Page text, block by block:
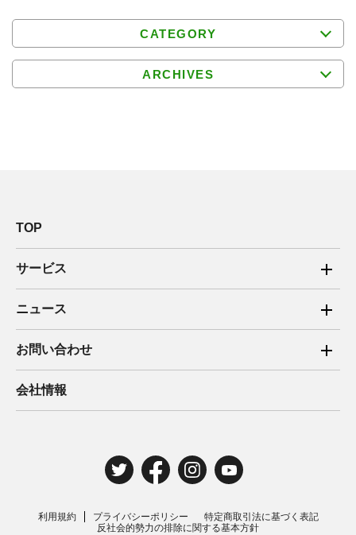
CATEGORY
ARCHIVES
TOP
サービス
ご家庭向け電力サービス
法人向け脱炭素サービス
住宅用太陽光売電 卒FIT
ニュース
2025年
2024年
2019年
お問い合わせ
ご家庭向け電力サービス・卒FIT電気の売電
法人向け脱炭素サービス・新電力向けサービス
電気工事のお申込み
会社情報
利用規約 プライバシーポリシー
特定商取引法に基づく表記
反社会的勢力の排除に関する基本方針